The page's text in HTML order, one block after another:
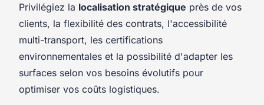
Privilégiez la localisation stratégique près de vos
clients, la flexibilité des contrats, l'accessibilité
multi-transport, les certifications
environnementales et la possibilité d'adapter les
surfaces selon vos besoins évolutifs pour
optimiser vos coûts logistiques.